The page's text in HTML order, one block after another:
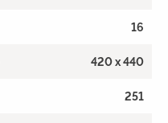
16
420 x 440
251